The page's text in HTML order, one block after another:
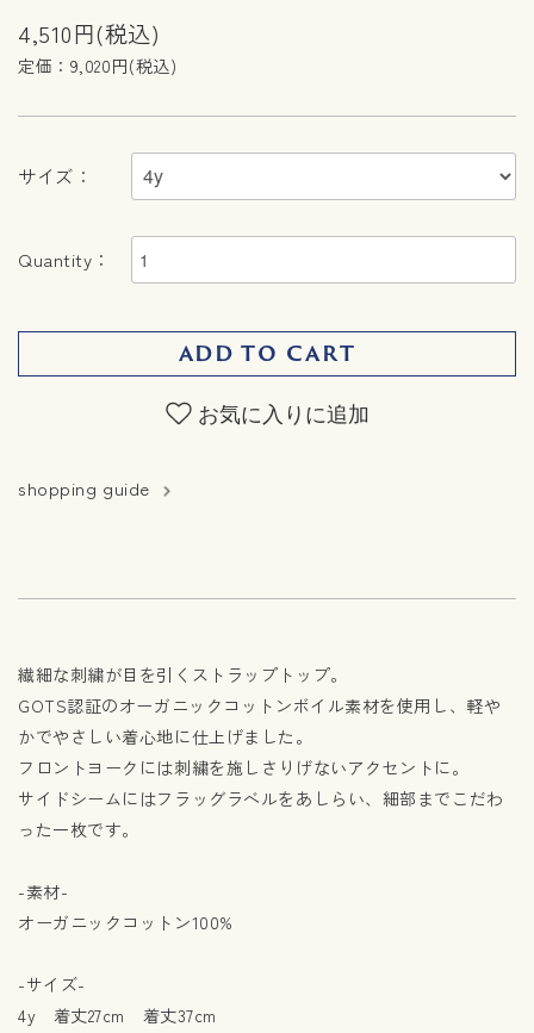
4,510円(税込)
定価：9,020円(税込)
サイズ：
Quantity：
ADD TO CART
お気に入りに追加
shopping guide
繊細な刺繍が目を引くストラップトップ。
GOTS認証のオーガニックコットンボイル素材を使用し、軽や
かでやさしい着心地に仕上げました。
フロントヨークには刺繍を施しさりげないアクセントに。
サイドシームにはフラッグラベルをあしらい、細部までこだわ
った一枚です。
-素材-
オーガニックコットン100%
-サイズ-
4y 着丈27cm 着丈37cm